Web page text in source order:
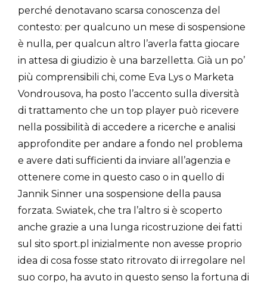
perché denotavano scarsa conoscenza del
contesto: per qualcuno un mese di sospensione
è nulla, per qualcun altro l’averla fatta giocare
in attesa di giudizio è una barzelletta. Già un po’
più comprensibili chi, come Eva Lys o Marketa
Vondrousova, ha posto l’accento sulla diversità
di trattamento che un top player può ricevere
nella possibilità di accedere a ricerche e analisi
approfondite per andare a fondo nel problema
e avere dati sufficienti da inviare all’agenzia e
ottenere come in questo caso o in quello di
Jannik Sinner una sospensione della pausa
forzata. Swiatek, che tra l’altro si è scoperto
anche grazie a una lunga ricostruzione dei fatti
sul sito sport.pl inizialmente non avesse proprio
idea di cosa fosse stato ritrovato di irregolare nel
suo corpo, ha avuto in questo senso la fortuna di